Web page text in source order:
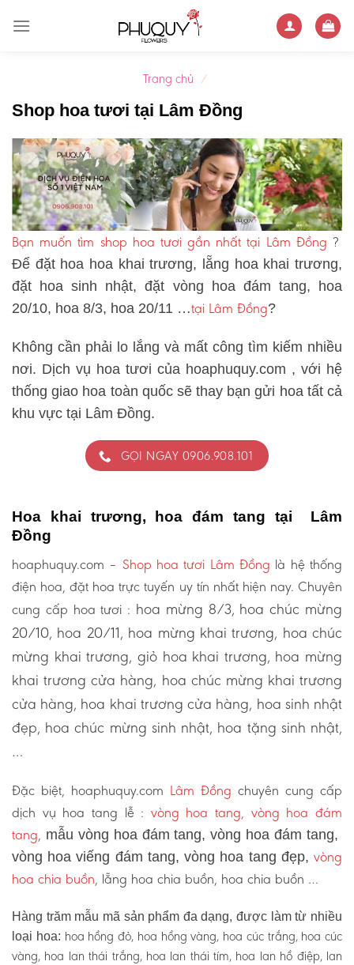
Trang chủ /
Shop hoa tươi tại Lâm Đồng
Bạn muốn tìm shop hoa tươi gần nhất tại Lâm Đồng ?
Để đặt hoa hoa khai trương, lẵng hoa khai trương,
đặt hoa sinh nhật, đặt vòng hoa đám tang, hoa
20/10, hoa 8/3, hoa 20/11 …tại Lâm Đồng?
Không cần phải lo lắng và mất công tìm kiếm nhiều
nơi. Dịch vụ hoa tươi của hoaphuquy.com , với hệ
thống giao hoa toàn quốc sẽ thay bạn gửi hoa tất cả
khu vực tại Lâm Đồng.
GỌI NGAY 0906.908.101
Hoa khai trương, hoa đám tang tại Lâm
Đồng
hoaphuquy.com – Shop hoa tươi Lâm Đồng là hệ thống
điện hoa, đặt hoa trực tuyến uy tín nhất hiện nay. Chuyên
cung cấp hoa tươi : hoa mừng 8/3, hoa chúc mừng
20/10, hoa 20/11, hoa mừng khai trương, hoa chúc
mừng khai trương, giỏ hoa khai trương, hoa mừng
khai trương cửa hàng, hoa chúc mừng khai trương
cửa hàng, hoa khai trương cửa hàng, hoa sinh nhật
đẹp, hoa chúc mừng sinh nhật, hoa tặng sinh nhật,
…
Đặc biệt, hoaphuquy.com Lâm Đồng chuyên cung cấp
dịch vụ hoa tang lễ : vòng hoa tang, vòng hoa đám
tang, mẫu vòng hoa đám tang, vòng hoa đám tang,
vòng hoa viếng đám tang, vòng hoa tang đẹp, vòng
hoa chia buồn, lẵng hoa chia buồn, hoa chia buồn …
Hàng trăm mẫu mã sản phẩm đa dạng, được làm từ nhiều
loại hoa: hoa hồng đỏ, hoa hồng vàng, hoa cúc trắng, hoa cúc
vàng, hoa lan thái trắng, hoa lan thái tím, hoa lan hồ điệp, lan